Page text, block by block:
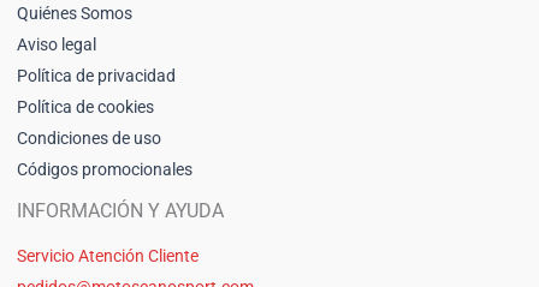
Quiénes Somos
Aviso legal
Política de privacidad
Política de cookies
Condiciones de uso
Códigos promocionales
INFORMACIÓN Y AYUDA
Servicio Atención Cliente